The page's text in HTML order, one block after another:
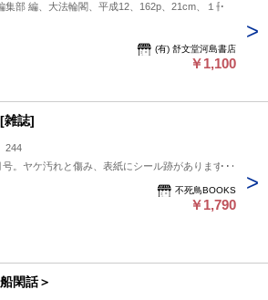
集部 編、大法輪閣、平成12、162p、21cm、１冊
(有) 舒文堂河島書店
￥1,100
雑誌]
244
号。ヤケ汚れと傷み、表紙にシール跡があります。
不死鳥BOOKS
￥1,790
閑話＞